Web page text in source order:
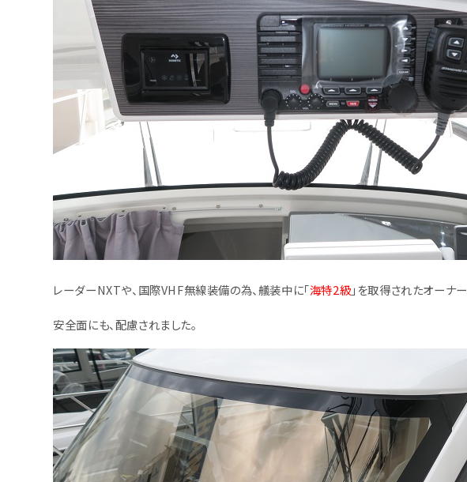
レーダーNXTや、国際VHF無線装備の為、艤装中に「海特2級」を取得されたオーナー
安全面にも、配慮されました。